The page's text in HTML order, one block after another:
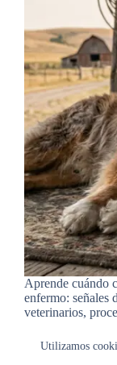
Utilizamos
Aprende cuándo
enfermo: señales
veterinarios,